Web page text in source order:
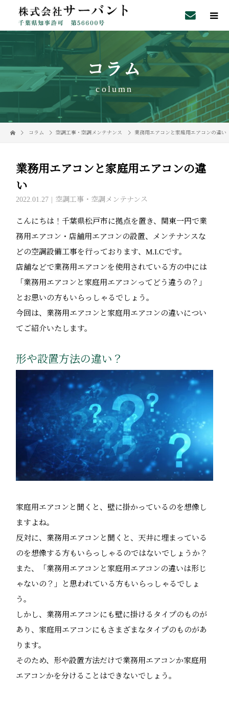
コラム
column
コラム 空調工事・空調メンテナンス 業務用エアコンと家庭用エアコンの違い
業務用エアコンと家庭用エアコンの違
い
2022.01.27 空調工事・空調メンテナンス
こんにちは！千葉県松戸市に拠点を置き、関東一円で業
務用エアコン・店舗用エアコンの設置、メンテナンスな
どの空調設備工事を行っております、M.I.Cです。
店舗などで業務用エアコンを使用されている方の中には
「業務用エアコンと家庭用エアコンってどう違うの？」
とお思いの方もいらっしゃるでしょう。
今回は、業務用エアコンと家庭用エアコンの違いについ
てご紹介いたします。
形や設置方法の違い？
家庭用エアコンと聞くと、壁に掛かっているのを想像し
ますよね。
反対に、業務用エアコンと聞くと、天井に埋まっている
のを想像する方もいらっしゃるのではないでしょうか？
また、「業務用エアコンと家庭用エアコンの違いは形じ
ゃないの？」と思われている方もいらっしゃるでしょ
う。
しかし、業務用エアコンにも壁に掛けるタイプのものが
あり、家庭用エアコンにもさまざまなタイプのものがあ
ります。
そのため、形や設置方法だけで業務用エアコンか家庭用
エアコンかを分けることはできないでしょう。